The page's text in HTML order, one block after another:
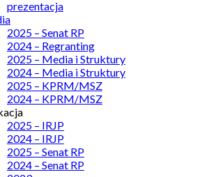
prezentacja
2025 – Senat RP
2024 – Regranting
2025 – Media i Struktury
2024 – Media i Struktury
2025 – KPRM/MSZ
2024 – KPRM/MSZ
2025 – IRJP
2024 – IRJP
2025 – Senat RP
2024 – Senat RP